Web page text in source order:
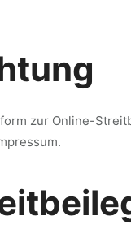
zur Online-